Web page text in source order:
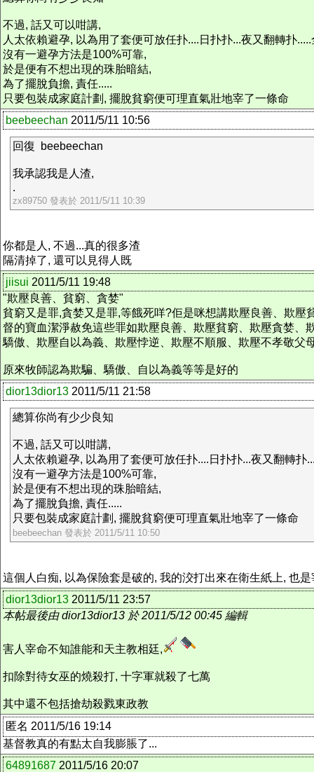
不過, 話又可以咁講,
人太依賴避孕, 以為用了套便可放任扑....日扑扑...夜又翻轉扑
沒有一避孕方法是100%可靠,
於是便有不想出現的珠胎暗結,
為了擺脫負擔, 責任.....
只要包裝成家庭計劃, 擺脫貧窮便可理直氣壯地宰了一條命
beebeechan 2011/5/11 10:56
回復 beebeechan
我承認我是人渣,
.
zx89750 發表於 2011/5/11 10:39
你都是人, 不過...真的很多渣
隔清掉了, 還可以見得人既
jiisui 2011/5/11 19:48
"欺壓良善、貧窮、貪婪"
貧窮又是罪,貪婪又是罪,等餓死咩?佢是咪想講欺壓良善、欺
督的寶血潔淨赦免這些罪如欺壓良善、欺壓貧窮、欺壓貪婪
驕傲、欺壓自以為義、欺壓悖逆、欺壓不順服、欺壓不孝敬父
原來牧師認為欺騙、驕傲、自以為義等等是好的
dior13dior13 2011/5/11 21:58
總算你尚有少少良知
不過, 話又可以咁講,
人太依賴避孕, 以為用了套便可放任扑....日扑扑...夜又翻轉扑
沒有一避孕方法是100%可靠,
於是便有不想出現的珠胎暗結,
為了擺脫負擔, 責任.....
只要包裝成家庭計劃, 擺脫貧窮便可理直氣壯地宰了一條命
beebeechan 發表於 2011/5/11 10:50
這個人白痴, 以為保險套是破的, 我的洨打出來在衛生紙上, 也是
dior13dior13 2011/5/11 23:57
本帖最後由 dior13dior13 於 2011/5/12 00:45 編輯
害人宰命不知誰能和天主教相廷,
扣除對待女巫的燒殺打, 十字軍就殺了七萬
其中還不包括搶劫殺戮東政教
匿名 2011/5/16 19:14
基督教真的有點太自我膨脹了...
64891687 2011/5/16 20:07